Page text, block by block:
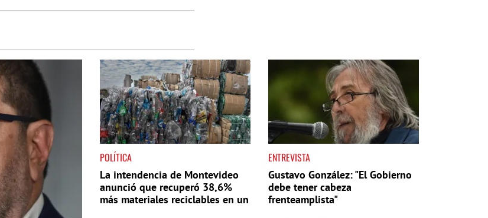
POLÍTICA
La intendencia de Montevideo
anunció que recuperó 38,6%
más materiales reciclables en un
ENTREVISTA
Gustavo González: "El Gobierno
debe tener cabeza
frenteamplista"